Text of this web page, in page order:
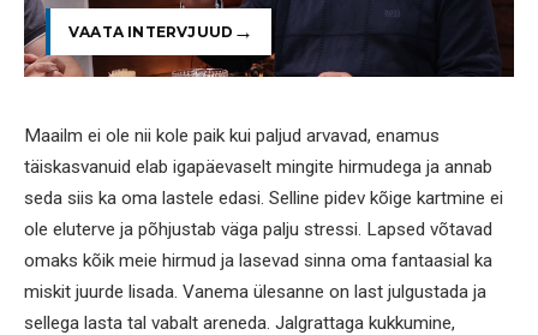
VAATA INTERVJUUD
Maailm ei ole nii kole paik kui paljud arvavad, enamus
täiskasvanuid elab igapäevaselt mingite hirmudega ja annab
seda siis ka oma lastele edasi. Selline pidev kõige kartmine ei
ole eluterve ja põhjustab väga palju stressi. Lapsed võtavad
omaks kõik meie hirmud ja lasevad sinna oma fantaasial ka
miskit juurde lisada. Vanema ülesanne on last julgustada ja
sellega lasta tal vabalt areneda. Jalgrattaga kukkumine,